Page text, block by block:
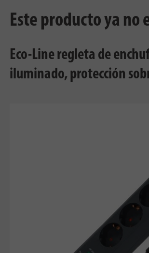
Este producto ya no
Eco-Line regleta de
iluminado, protección